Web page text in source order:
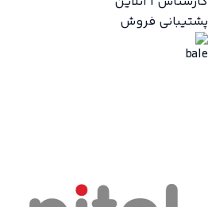
پشتیبانی فروش